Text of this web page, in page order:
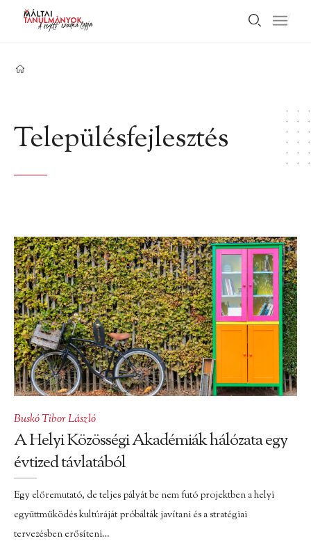
Településfejlesztés
Buskó Tibor László
A Helyi Közösségi Akadémiák hálózata egy
évtized távlatából
Egy előremutató, de teljes pályát be nem futó projektben a helyi
együttműködés kultúráját próbálták javítani és a stratégiai
tervezésben erősíteni…